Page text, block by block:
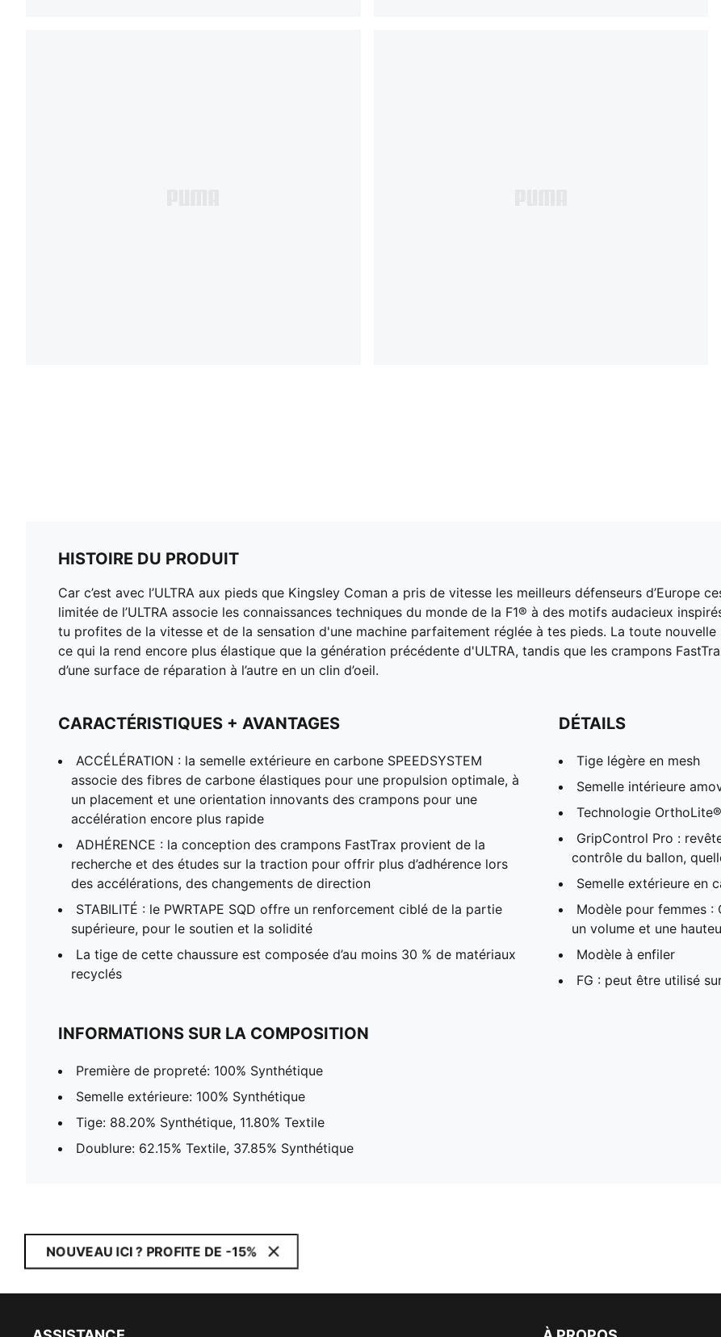
HISTOIRE DU PRODUIT
Car c’est avec l’ULTRA aux pieds que Kingsley Coman a pris de vitesse les meilleurs défenseurs d’Europe
limitée de l’ULTRA associe les connaissances techniques du monde de la F1® à des motifs audacieux
tu profites de la vitesse et de la sensation d'une machine parfaitement réglée à tes pieds. La toute nouvelle
ce qui la rend encore plus élastique que la génération précédente d'ULTRA, tandis que les crampons
d’une surface de réparation à l’autre en un clin d’oeil.
CARACTÉRISTIQUES + AVANTAGES
ACCÉLÉRATION : la semelle extérieure en carbone SPEEDSYSTEM
associe des fibres de carbone élastiques pour une propulsion optimale, à
un placement et une orientation innovants des crampons pour une
accélération encore plus rapide
ADHÉRENCE : la conception des crampons FastTrax provient de la
recherche et des études sur la traction pour offrir plus d’adhérence lors
des accélérations, des changements de direction
STABILITÉ : le PWRTAPE SQD offre un renforcement ciblé de la partie
supérieure, pour le soutien et la solidité
La tige de cette chaussure est composée d’au moins 30 % de matériaux
recyclés
DÉTAILS
Tige légère en mesh
Semelle intérieure
Technologie
GripControl Pro :
contrôle du ballon,
Semelle extérieure en
Modèle pour femmes :
un volume et une
Modèle à enfiler
FG : peut être utilisé
INFORMATIONS SUR LA COMPOSITION
Première de propreté: 100% Synthétique
Semelle extérieure: 100% Synthétique
Tige: 88.20% Synthétique, 11.80% Textile
Doublure: 62.15% Textile, 37.85% Synthétique
NOUVEAU ICI ? PROFITE DE -15%